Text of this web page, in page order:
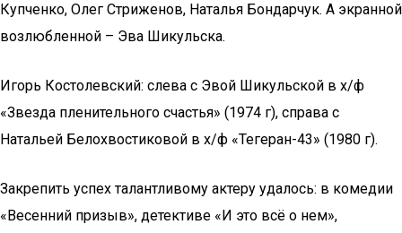
Купченко, Олег Стриженов, Наталья Бондарчук. А экранной
возлюбленной – Эва Шикульска.
Игорь Костолевский: слева с Эвой Шикульской в х/ф
«Звезда пленительного счастья» (1974 г), справа с
Натальей Белохвостиковой в х/ф «Тегеран-43» (1980 г).
Закрепить успех талантливому актеру удалось: в комедии
«Весенний призыв», детективе «И это всё о нем»,